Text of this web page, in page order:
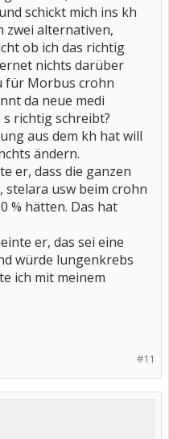
schickt mich ins kh
zwei alternativen,
ob ich das richtig
nichts darüber
für Morbus crohn
da neue medi
richtig schreibt?
aus dem kh hat will
ändern.
er, dass die ganzen
stelara usw beim crohn
% hätten. Das hat
er, das sei eine
würde lungenkrebs
ich mit meinem
#11